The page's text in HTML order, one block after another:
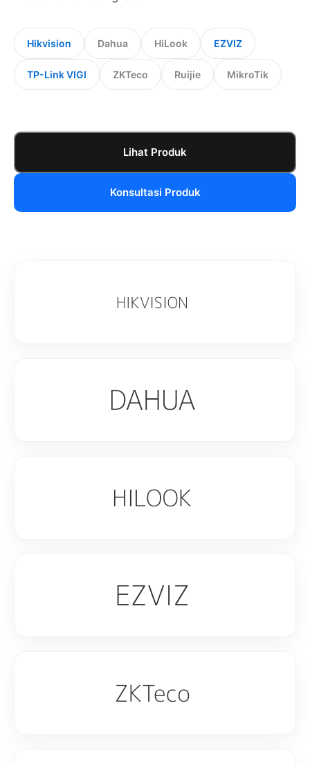
Hikvision Dahua HiLook EZVIZ
TP-Link VIGI ZKTeco Ruijie MikroTik
Lihat Produk
Konsultasi Produk